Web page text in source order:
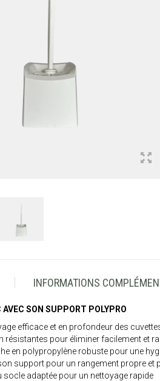
INFORMATIONS
AVEC SON SUPPORT POLYPRO
efficace et en profondeur des
résistantes pour éliminer facilement et
en polypropylène robuste pour une
support pour un rangement propre et
socle adaptée pour un nettoyage rapide